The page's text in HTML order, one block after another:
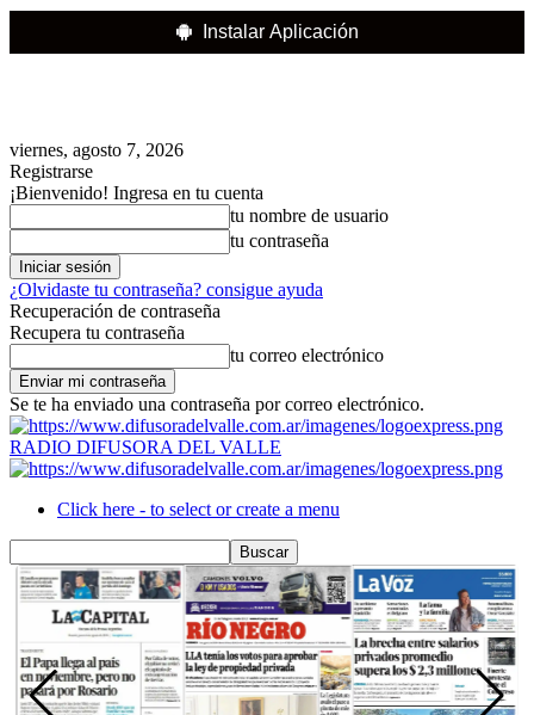
Instalar Aplicación
viernes, agosto 7, 2026
Registrarse
¡Bienvenido! Ingresa en tu cuenta
tu nombre de usuario
tu contraseña
¿Olvidaste tu contraseña? consigue ayuda
Recuperación de contraseña
Recupera tu contraseña
tu correo electrónico
Se te ha enviado una contraseña por correo electrónico.
RADIO DIFUSORA DEL VALLE
Click here - to select or create a menu